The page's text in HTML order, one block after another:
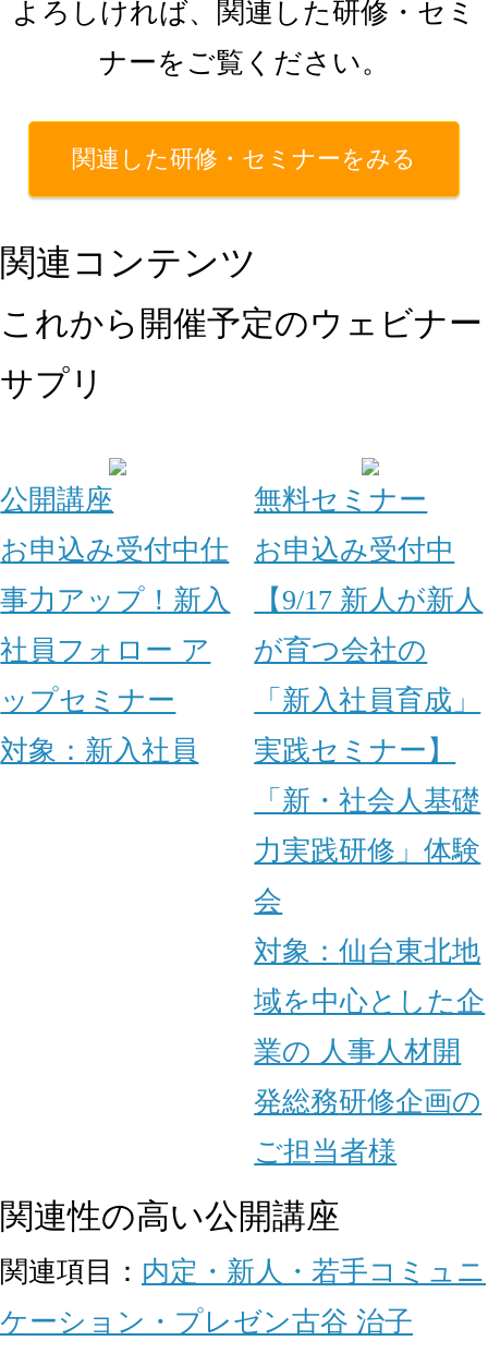
よろしければ、関連した研修・セミ
ナーをご覧ください。
関連した研修・セミナーをみる
関連コンテンツ
これから開催予定のウェビナー
サプリ
公開講座
お申込み受付中仕
事力アップ！新入
社員フォロー ア
ップセミナー
対象： 新入社員
無料セミナー
お申込み受付中
【9/17 新人が新人
が育つ会社の
「新入社員育成」
実践セミナー】
「新・社会人基礎
力実践研修」体験
会
対象：仙台東北地
域を中心とした企
業の 人事 人材開
発総務研修企画の
ご担当者様
関連性の高い公開講座
関連項目： 内定・新人・若手コミュニ
ケーション・プレゼン古谷 治子